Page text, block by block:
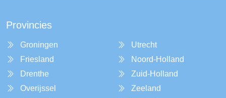
Provincies
Groningen
Friesland
Drenthe
Overijssel
Utrecht
Noord-Holland
Zuid-Holland
Zeeland